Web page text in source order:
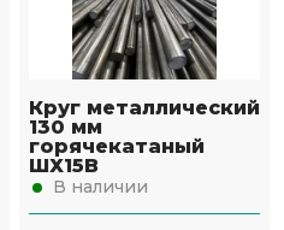
Круг металлический
130 мм
горячекатаный
ШХ15В
В наличии